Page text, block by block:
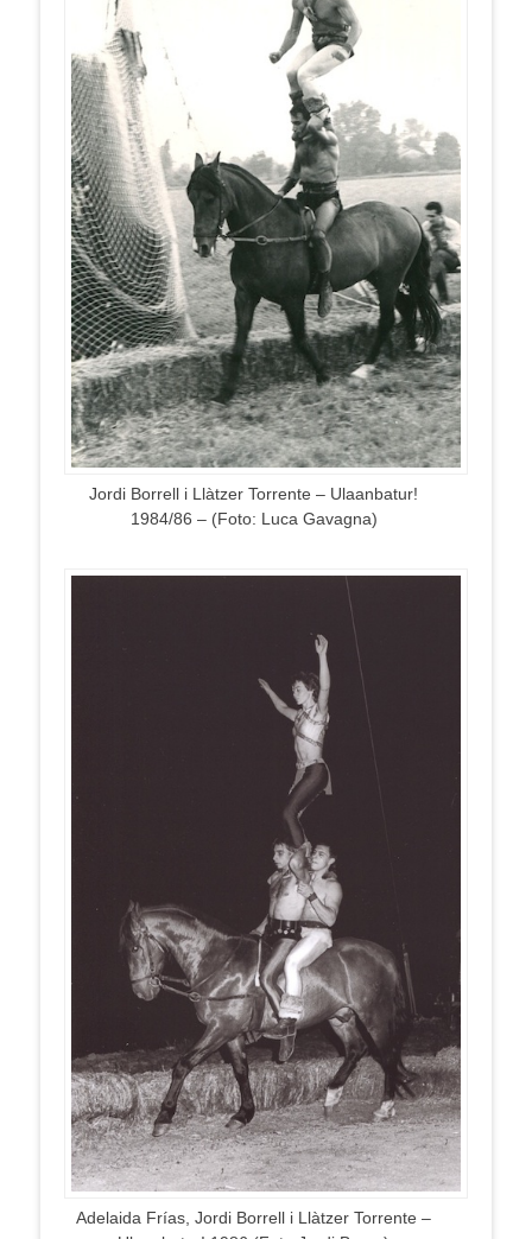
Jordi Borrell i Llàtzer Torrente – Ulaanbatur!
1984/86 – (Foto: Luca Gavagna)
Adelaida Frías, Jordi Borrell i Llàtzer Torrente –